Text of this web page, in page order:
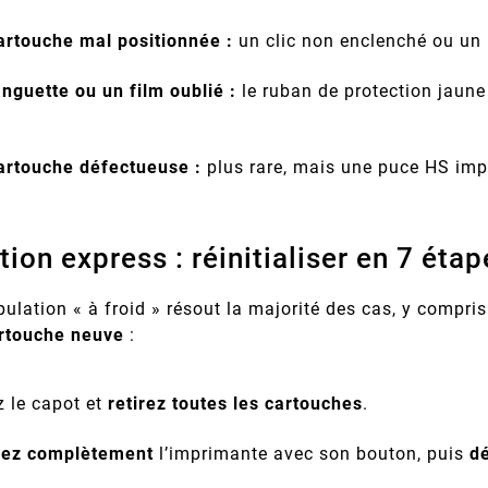
Fréquents
Imprimante Epson : Que
Faire Face Au Message «
de réinitialisation en 7 étapes,
firmware et ...
qualité,
mal positionnée : un clic non enclenché ou
ou un film oublié :
le ruban de protection
défectueuse : plus rare, mais une puce HS
express : réinitialiser en 7
« à froid » résout la majorité des cas, y
neuve :
le capot etretirez toutes les cartouches.
complètement l’imprimante avec son bouton, puis